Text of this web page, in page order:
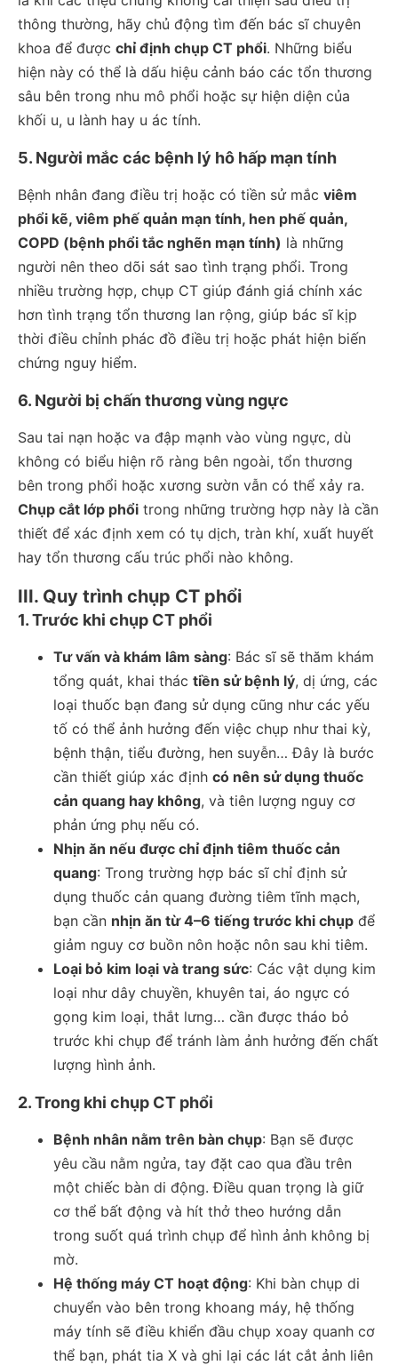
thông thường, hãy chủ động tìm đến bác sĩ chuyên
khoa để được chỉ định chụp CT phổi. Những biểu
hiện này có thể là dấu hiệu cảnh báo các tổn thương
sâu bên trong nhu mô phổi hoặc sự hiện diện của
khối u, u lành hay u ác tính.
5. Người mắc các bệnh lý hô hấp mạn tính
Bệnh nhân đang điều trị hoặc có tiền sử mắc viêm
phổi kẽ, viêm phế quản mạn tính, hen phế quản,
COPD (bệnh phổi tắc nghẽn mạn tính) là những
người nên theo dõi sát sao tình trạng phổi. Trong
nhiều trường hợp, chụp CT giúp đánh giá chính xác
hơn tình trạng tổn thương lan rộng, giúp bác sĩ kịp
thời điều chỉnh phác đồ điều trị hoặc phát hiện biến
chứng nguy hiểm.
6. Người bị chấn thương vùng ngực
Sau tai nạn hoặc va đập mạnh vào vùng ngực, dù
không có biểu hiện rõ ràng bên ngoài, tổn thương
bên trong phổi hoặc xương sườn vẫn có thể xảy ra.
Chụp cắt lớp phổi trong những trường hợp này là cần
thiết để xác định xem có tụ dịch, tràn khí, xuất huyết
hay tổn thương cấu trúc phổi nào không.
III. Quy trình chụp CT phổi
1. Trước khi chụp CT phổi
Tư vấn và khám lâm sàng: Bác sĩ sẽ thăm khám
tổng quát, khai thác tiền sử bệnh lý, dị ứng, các
loại thuốc bạn đang sử dụng cũng như các yếu
tố có thể ảnh hưởng đến việc chụp như thai kỳ,
bệnh thận, tiểu đường, hen suyễn… Đây là bước
cần thiết giúp xác định có nên sử dụng thuốc
cản quang hay không, và tiên lượng nguy cơ
phản ứng phụ nếu có.
Nhịn ăn nếu được chỉ định tiêm thuốc cản
quang: Trong trường hợp bác sĩ chỉ định sử
dụng thuốc cản quang đường tiêm tĩnh mạch,
bạn cần nhịn ăn từ 4–6 tiếng trước khi chụp để
giảm nguy cơ buồn nôn hoặc nôn sau khi tiêm.
Loại bỏ kim loại và trang sức: Các vật dụng kim
loại như dây chuyền, khuyên tai, áo ngực có
gọng kim loại, thắt lưng… cần được tháo bỏ
trước khi chụp để tránh làm ảnh hưởng đến chất
lượng hình ảnh.
2. Trong khi chụp CT phổi
Bệnh nhân nằm trên bàn chụp: Bạn sẽ được
yêu cầu nằm ngửa, tay đặt cao qua đầu trên
một chiếc bàn di động. Điều quan trọng là giữ
cơ thể bất động và hít thở theo hướng dẫn
trong suốt quá trình chụp để hình ảnh không bị
mờ.
Hệ thống máy CT hoạt động: Khi bàn chụp di
chuyển vào bên trong khoang máy, hệ thống
máy tính sẽ điều khiển đầu chụp xoay quanh cơ
thể bạn, phát tia X và ghi lại các lát cắt ảnh liên